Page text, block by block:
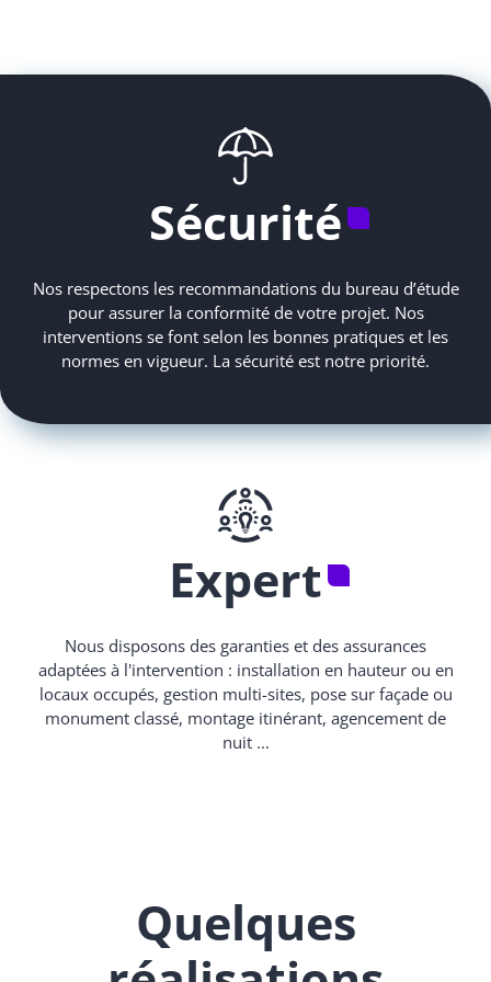
Sécurité
Nos respectons les recommandations du bureau d’étude
pour assurer la conformité de votre projet. Nos
interventions se font selon les bonnes pratiques et les
normes en vigueur. La sécurité est notre priorité.
Expert
Nous disposons des garanties et des assurances
adaptées à l'intervention : installation en hauteur ou en
locaux occupés, gestion multi-sites, pose sur façade ou
monument classé, montage itinérant, agencement de
nuit ...
Quelques